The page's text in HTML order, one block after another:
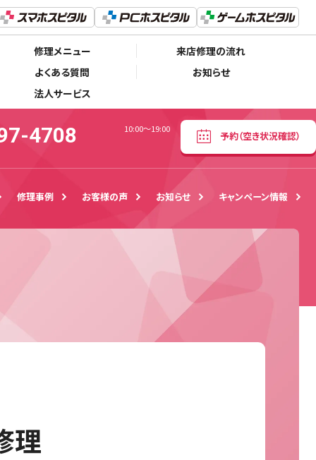
修理メニュー
来店修理の流れ
よくある質問
お知らせ
法人サービス
04-7197-4708
10:00～19:00
予約（空き状況確認）
4708 10:00～19:00
予約（空き状況確認）
修理事例 お客様の声 お知らせ キャンペーン情報
理